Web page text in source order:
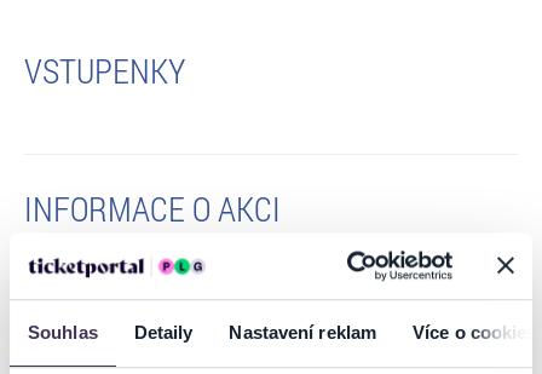
Souhlas Detaily Nastavení reklam Více o cookies
VSTUPENKY
INFORMACE O AKCI
„Mateřídouško vlasti naší milé,
vy prosté naše pověsti!
natrhal jsem tě na dávné mohyle –
komu mám tebe přinésti?“